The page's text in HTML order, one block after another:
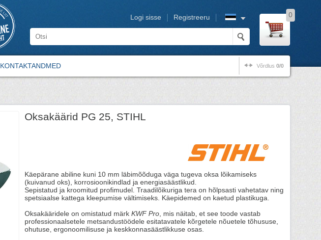
Registreeru
Logi sisse 0
KONTAKTANDMED Võrdlus 0/0
Oksakäärid PG 25, STIHL
Käepärane abiline kuni 10 mm läbimõõduga väga tugeva oksa lõikamiseks
(kuivanud oks), korrosioonikindlad ja energiasäästlikud.
Sepistatud ja kroomitud profimudel. Traadilõikuriga tera on hõlpsasti vahetatav ning
spetsiaalse kattega kleepumise vältimiseks. Käepidemed on kaetud plastikuga.
Oksakääridele on omistatud märk KWF Pro, mis näitab, et see toode vastab
professionaalsetele metsandustöödele esitatavatele kõrgetele nõuetele tõhususe,
ohutuse, ergonoomilisuse ja keskkonnasäästlikkuse osas.